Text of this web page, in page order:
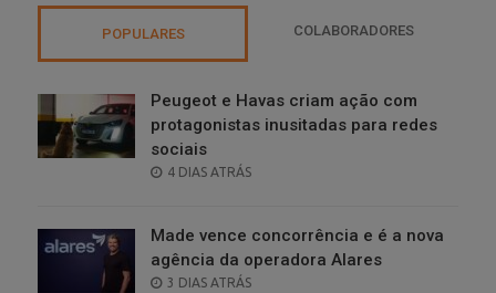
POPULARES COLABORADORES
Peugeot e Havas criam ação com
protagonistas inusitadas para redes
sociais
POSTED
4 DIAS ATRÁS
Made vence concorrência e é a nova
agência da operadora Alares
POSTED
3 DIAS ATRÁS